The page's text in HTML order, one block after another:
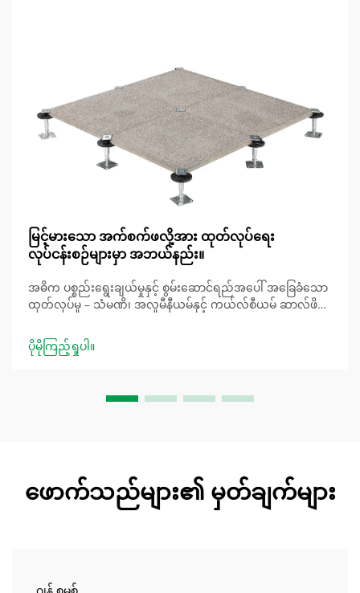
မြင့်မားသော အက်စက်ဖလို့အား ထုတ်လုပ်ရေး
လုပ်ငန်းစဉ်များမှာ အဘယ်နည်း။
အဓိက ပစ္စည်းရွေးချယ်မှုနှင့် စွမ်းဆောင်ရည်အပေါ် အခြေခံသော
ထုတ်လုပ်မှု – သံမဏိ၊ အလူမီနီယမ်နှင့် ကယ်လ်စီယမ် ဆာလ်ဖိတ်
ရာတွင် အားကောင်းမှု၊ အလေးချိန်၊ မီးလုံခြုံရေးအဆင့်နှင့်
စုစုပေါင်းစုစုပေါင်းကုန်ကုန်ကုန်ကုန်ကုန်ကုန်ကုန်ကုန်ကုန်ကုန်ကုန်
ကုန်ကုန်ကုန်ကုန်ကုန်ကုန်ကုန်ကုန်ကုန်ကုန်ကုန်ကုန်ကုန်ကုန်ကုန်
ပစ္စည်းအများအပြား။
ပိုမိုကြည့်ရှုပါ။
ဖောက်သည်များ၏ မှတ်ချက်များ
ဂျွန် စမစ်